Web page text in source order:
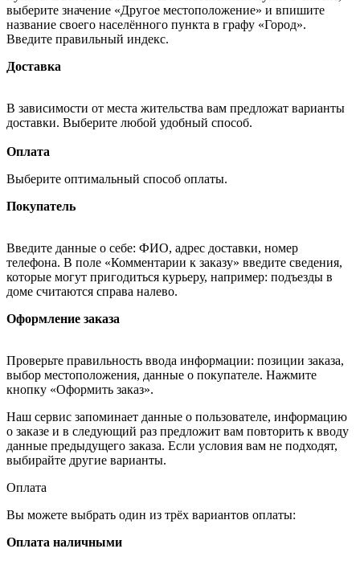
выберите значение «Другое местоположение» и впишите
название своего населённого пункта в графу «Город».
Введите правильный индекс.
Доставка
В зависимости от места жительства вам предложат варианты
доставки. Выберите любой удобный способ.
Оплата
Выберите оптимальный способ оплаты.
Покупатель
Введите данные о себе: ФИО, адрес доставки, номер
телефона. В поле «Комментарии к заказу» введите сведения,
которые могут пригодиться курьеру, например: подъезды в
доме считаются справа налево.
Оформление заказа
Проверьте правильность ввода информации: позиции заказа,
выбор местоположения, данные о покупателе. Нажмите
кнопку «Оформить заказ».
Наш сервис запоминает данные о пользователе, информацию
о заказе и в следующий раз предложит вам повторить к вводу
данные предыдущего заказа. Если условия вам не подходят,
выбирайте другие варианты.
Оплата
Вы можете выбрать один из трёх вариантов оплаты:
Оплата наличными